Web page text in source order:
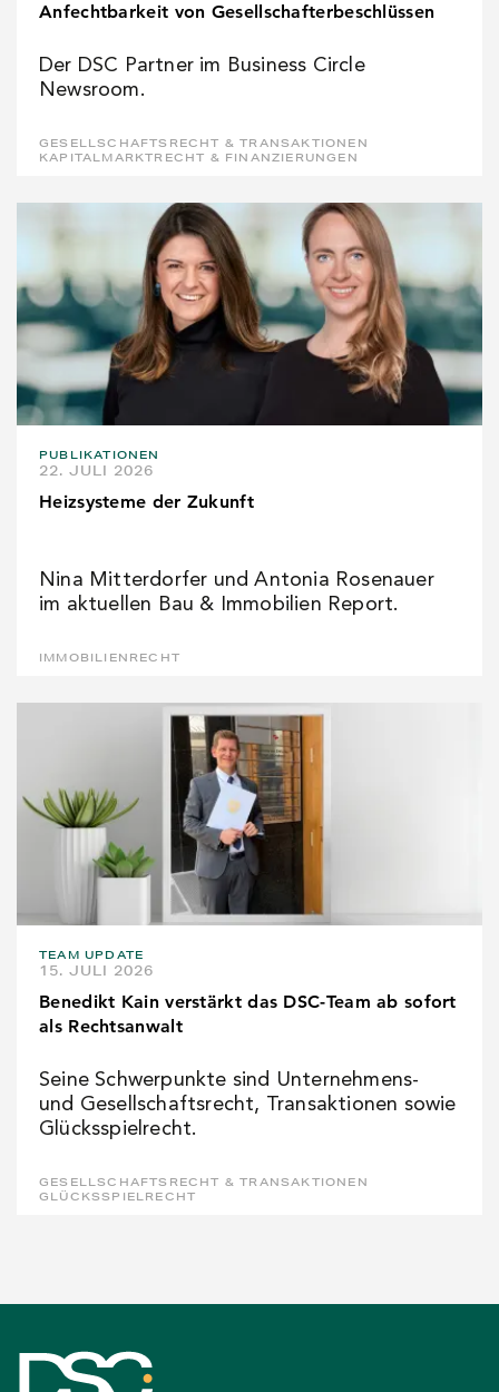
Anfechtbarkeit von Gesellschafterbeschlüssen
Der DSC Partner im Business Circle
Newsroom.
GESELLSCHAFTSRECHT & TRANSAKTIONEN
KAPITALMARKTRECHT & FINANZIERUNGEN
PUBLIKATIONEN
22. JULI 2026
Heizsysteme der Zukunft
Nina Mitterdorfer und Antonia Rosenauer
im aktuellen Bau & Immobilien Report.
IMMOBILIENRECHT
TEAM UPDATE
15. JULI 2026
Benedikt Kain verstärkt das DSC-Team ab sofort
als Rechtsanwalt
Seine Schwerpunkte sind Unternehmens-
und Gesellschaftsrecht, Transaktionen sowie
Glücksspielrecht.
GESELLSCHAFTSRECHT & TRANSAKTIONEN
GLÜCKSSPIELRECHT